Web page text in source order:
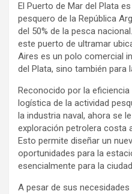
El Puerto de Mar del Plata
pesquero de la República
del 50% de la pesca
este puerto de ultramar
Aires es un polo comercial
del Plata, sino también para
Reconocido por la
logística de la actividad
la industria naval, ahora se
exploración petrolera costa
Esto permite diseñar un
oportunidades para la
esencialmente para la
A pesar de sus